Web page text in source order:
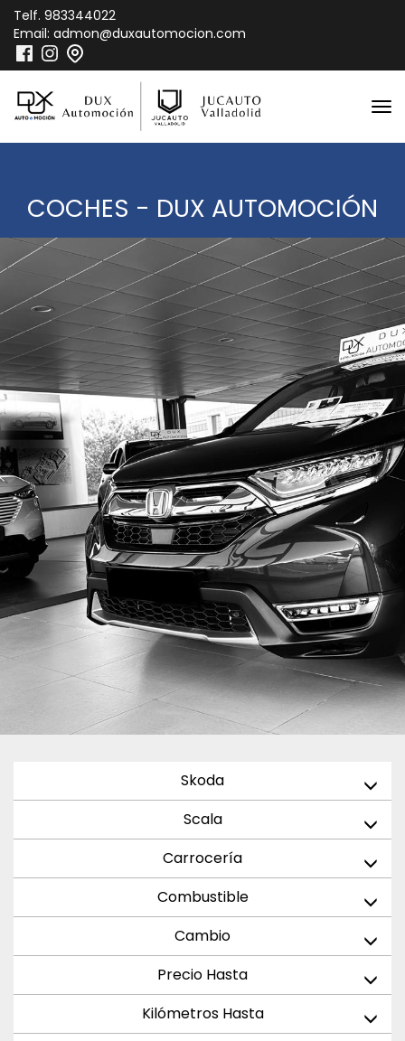
Telf. 983344022
Email: admon@duxautomocion.com
COCHES - DUX AUTOMOCIÓN
Skoda
Scala
Carrocería
Combustible
Cambio
Precio Hasta
Kilómetros Hasta